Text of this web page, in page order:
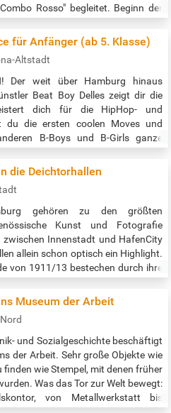
Rosso" begleitet. Beginn der
für Anfänger (ab 5. Klasse)
Altstadt
Der weit über Hamburg hinaus
Beat Boy Delles zeigt dir die
dich für die HipHop- und
du die ersten coolen Moves und
B-Boys und B-Girls ganze
Link zur Veranstaltung. Zeit: 16:00
die Deichtorhallen
gehören zu den größten
Kunst und Fotografie
Innenstadt und HafenCity
allein schon optisch ein Highlight.
von 1911/13 bestechen durch ihre
Wenn man hier ankommt, so
Museum der Arbeit
und Sozialgeschichte beschäftigt
der Arbeit. Sehr große Objekte wie
finden wie Stempel, mit denen früher
Was das Tor zur Welt bewegt:
von Metallwerkstatt bis